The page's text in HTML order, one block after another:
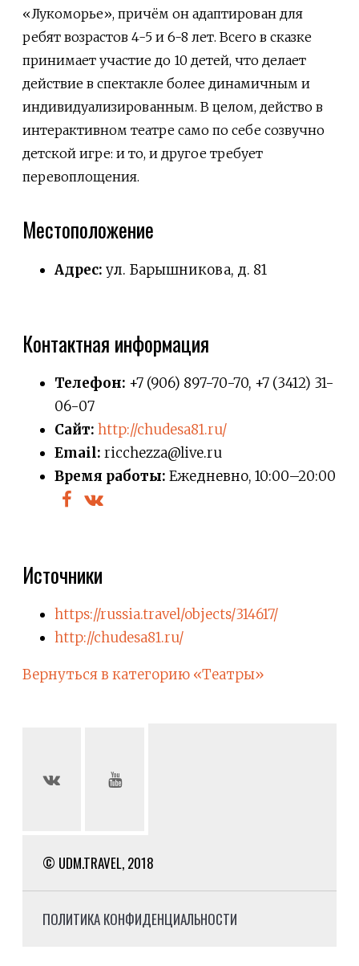
«Лукоморье», причём он адаптирован для
ребят возрастов 4-5 и 6-8 лет. Всего в сказке
принимает участие до 10 детей, что делает
действие в спектакле более динамичным и
индивидуализированным. В целом, действо в
интерактивном театре само по себе созвучно
детской игре: и то, и другое требует
перевоплощения.
Местоположение
Адрес: ул. Барышникова, д. 81
Контактная информация
Телефон: +7 (906) 897-70-70, +7 (3412) 31-
06-07
Сайт: http://chudesa81.ru/
Email: ricchezza@live.ru
Время работы: Ежедневно, 10:00–20:00
Источники
https://russia.travel/objects/314617/
http://chudesa81.ru/
Вернуться в категорию «Театры»
© UDM.TRAVEL, 2018
ПОЛИТИКА КОНФИДЕНЦИАЛЬНОСТИ